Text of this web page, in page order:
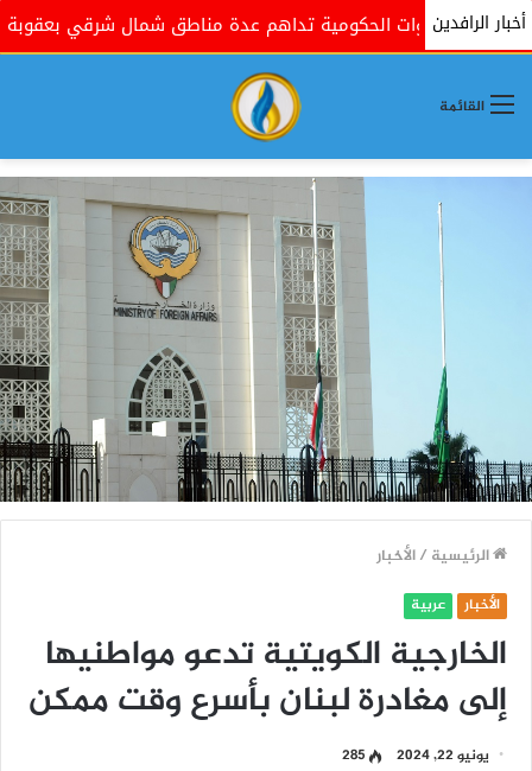
أخبار الرافدين
القوات الحكومية تداهم عدة مناطق شمال شرقي بعقوبة
القائمة
الرئيسية /الأخبار
الأخبار عربية
الخارجية الكويتية تدعو مواطنيها
إلى مغادرة لبنان بأسرع وقت ممكن
يونيو 22, 2024 285